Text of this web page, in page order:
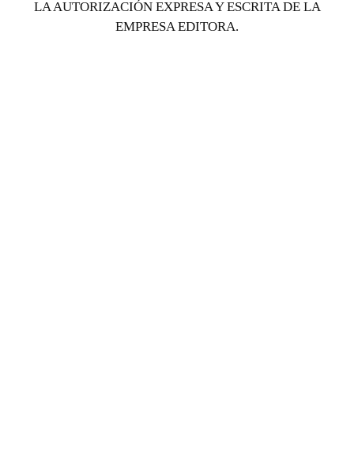
LA AUTORIZACIÓN EXPRESA Y ESCRITA DE LA
EMPRESA EDITORA.